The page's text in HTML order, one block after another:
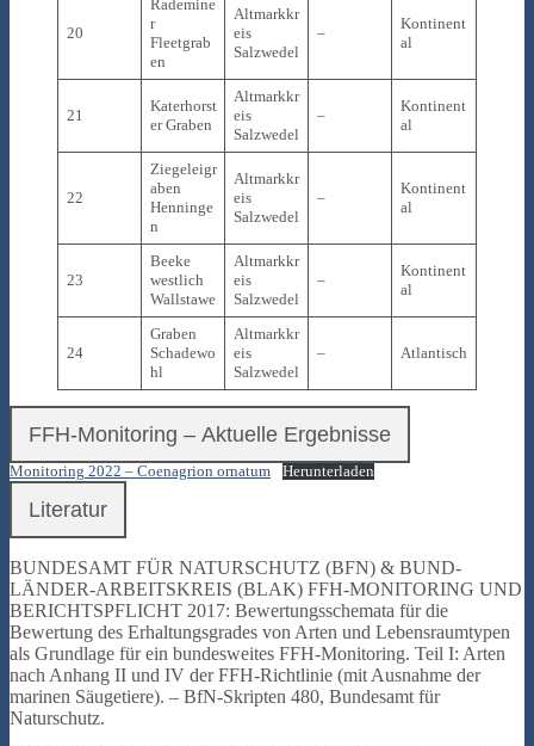
20
Rademine
r
Fleetgrab
en
Altmarkkr
eis
Salzwedel
–
Kontinent
al
21
Katerhorst
er Graben
Altmarkkr
eis
Salzwedel
–
Kontinent
al
22
Ziegeleigr
aben
Henninge
n
Altmarkkr
eis
Salzwedel
–
Kontinent
al
23
Beeke
westlich
Wallstawe
Altmarkkr
eis
Salzwedel
–
Kontinent
al
24
Graben
Schadewo
hl
Altmarkkr
eis
Salzwedel
– Atlantisch
FFH-Monitoring – Aktuelle Ergebnisse
Monitoring 2022 – Coenagrion ornatum Herunterladen
Literatur
BUNDESAMT FÜR NATURSCHUTZ (BFN) & BUND-
LÄNDER-ARBEITSKREIS (BLAK) FFH-MONITORING UND
BERICHTSPFLICHT 2017: Bewertungsschemata für die
Bewertung des Erhaltungsgrades von Arten und Lebensraumtypen
als Grundlage für ein bundesweites FFH-Monitoring. Teil I: Arten
nach Anhang II und IV der FFH-Richtlinie (mit Ausnahme der
marinen Säugetiere). – BfN-Skripten 480, Bundesamt für
Naturschutz.